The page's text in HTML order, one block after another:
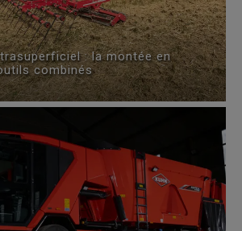
: la montée en
combinés